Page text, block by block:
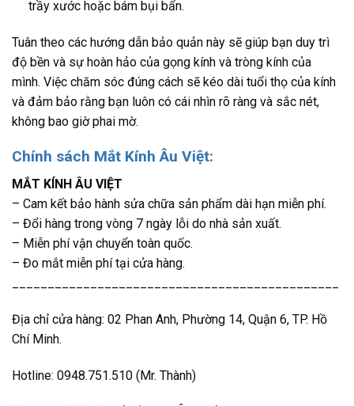
trầy xước hoặc bám bụi bẩn.
Tuân theo các hướng dẫn bảo quản này sẽ giúp bạn duy trì
độ bền và sự hoàn hảo của gọng kính và tròng kính của
mình. Việc chăm sóc đúng cách sẽ kéo dài tuổi thọ của kính
và đảm bảo rằng bạn luôn có cái nhìn rõ ràng và sắc nét,
không bao giờ phai mờ.
Chính sách Mắt Kính Âu Việt:
MẮT KÍNH ÂU VIỆT
– Cam kết bảo hành sửa chữa sản phẩm dài hạn miễn phí.
– Đổi hàng trong vòng 7 ngày lỗi do nhà sản xuất.
– Miễn phí vận chuyển toàn quốc.
– Đo mắt miễn phí tại cửa hàng.
Địa chỉ cửa hàng: 02 Phan Anh, Phường 14, Quận 6, TP. Hồ
Chí Minh.
Hotline: 0948.751.510 (Mr. Thành)